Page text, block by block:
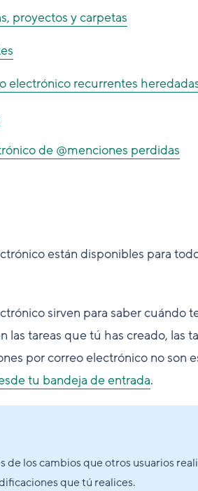
proyectos y carpetas
electrónico recurrentes
de @menciones perdidas
están disponibles para
sirven para saber cuándo
las tareas que tú has creado, las
por correo electrónico no son
tu bandeja de entrada.
de los cambios que otros usuarios
que tú realices.